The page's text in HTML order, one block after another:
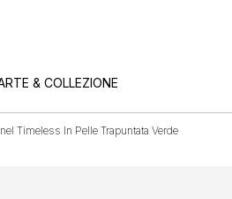
& COLLEZIONE
Timeless In Pelle Trapuntata Verde